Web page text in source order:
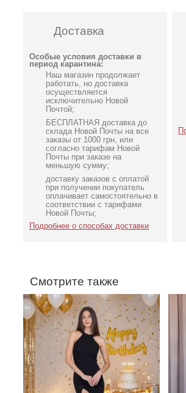
Доставка
Особые условия доставки в
период карантина:
Наш магазин продолжает
работать, но доставка
осуществляется
исключительно Новой
Почтой;
БЕСПЛАТНАЯ доставка до
склада Новой Почты на все
заказы от 1000 грн, или
согласно тарифам Новой
Почты при заказе на
меньшую сумму;
доставку заказов с оплатой
при получении покупатель
оплачивает самостоятельно в
соответствии с тарифами
Новой Почты;
Подробнее о способах доставки
Смотрите также
Облегающее вечернее
платье черного цвета с
открытой спиной